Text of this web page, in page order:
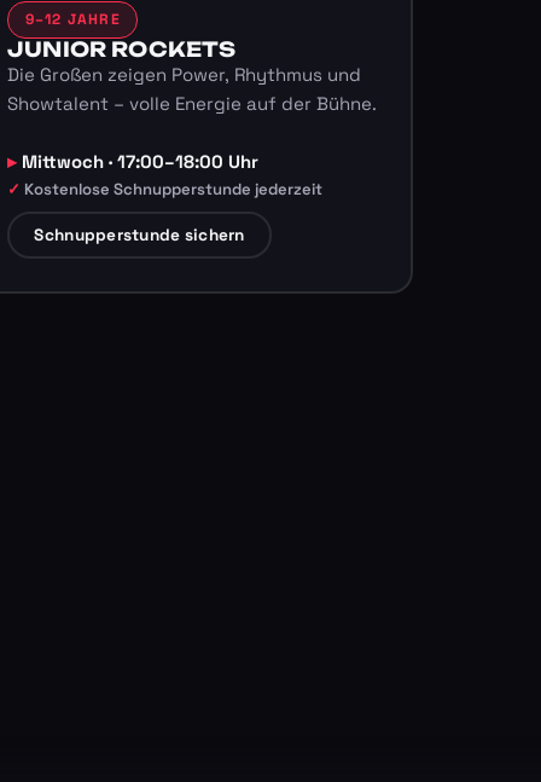
9–12 JAHRE
JUNIOR ROCKETS
Die Großen zeigen Power, Rhythmus und
Showtalent – volle Energie auf der Bühne.
Mittwoch · 17:00–18:00 Uhr
Kostenlose Schnupperstunde jederzeit
Schnupperstunde sichern